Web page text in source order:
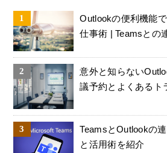
Outlookの便利機能
仕事術 | Teamsとの
意外と知らない
議予約とよくあるト
TeamsとOutlookの
と活用術を紹介